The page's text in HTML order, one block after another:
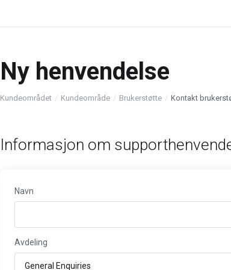
Ny henvendelse
Kundeområdet Kundeområde Brukerstøtte Kontakt
Informasjon om
Navn
Avdeling